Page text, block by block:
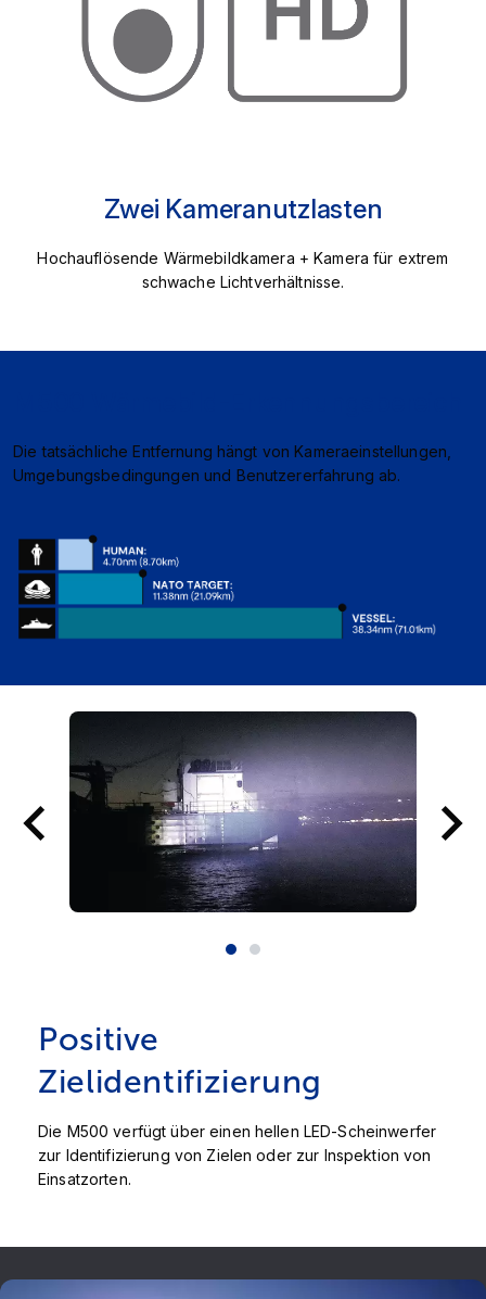
Zwei Kameranutzlasten
Hochauflösende Wärmebildkamera + Kamera für extrem
schwache Lichtverhältnisse.
Die tatsächliche Entfernung hängt von Kameraeinstellungen,
Umgebungsbedingungen und Benutzererfahrung ab.
Positive
Zielidentifizierung
Die M500 verfügt über einen hellen LED-Scheinwerfer
zur Identifizierung von Zielen oder zur Inspektion von
Einsatzorten.